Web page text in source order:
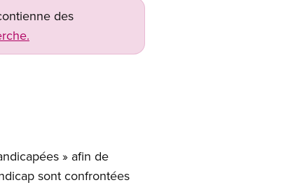
des
» afin de
sont confrontées